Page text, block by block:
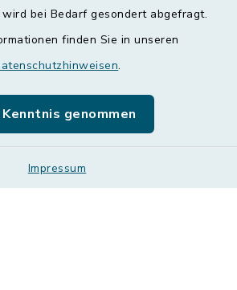
bei Bedarf gesondert abgefragt.
finden Sie in unseren
.
Kenntnis genommen
Impressum
Datenschutz
Leichte Sprache
Sitemap